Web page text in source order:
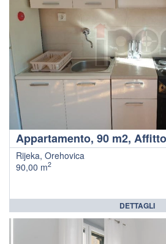
Rijeka, Orehovica
90,00 m2
DETTAGLI